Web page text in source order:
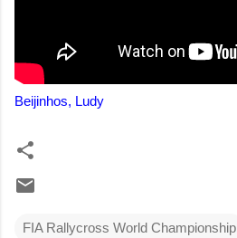
Beijinhos, Ludy
FIA Rallycross World Championship